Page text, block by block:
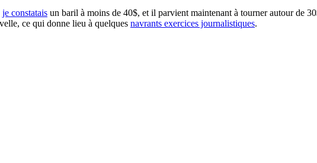
je constatais un baril à moins de 40$, et il parvient maintenant à tourner autour de
ce qui donne lieu à quelques navrants exercices journalistiques.